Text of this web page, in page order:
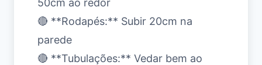
50cm ao redor
🔴 **Rodapés:** Subir 20cm na
parede
🔴 **Tubulações:** Vedar bem ao